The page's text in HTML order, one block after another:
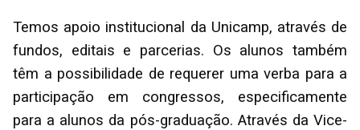
Temos apoio institucional da Unicamp, através de
fundos, editais e parcerias. Os alunos também
têm a possibilidade de requerer uma verba para a
participação em congressos, especificamente
para a alunos da pós-graduação. Através da Vice-